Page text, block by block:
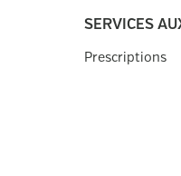
SERVICES
Prescriptions